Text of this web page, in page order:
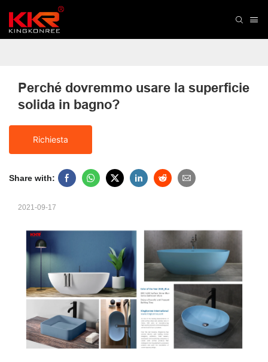
Perché dovremmo usare la superficie
solida in bagno?
Richiesta
Share with:
2021-09-17